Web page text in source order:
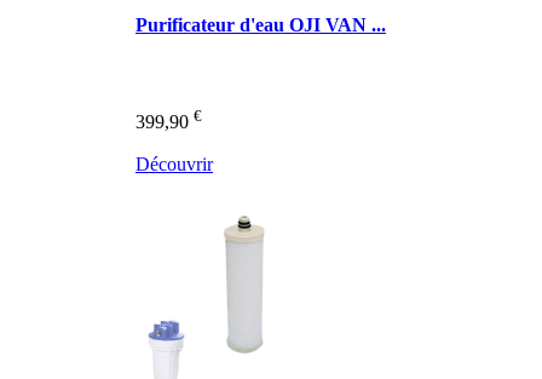
Purificateur d'eau OJI VAN ...
399,90 €
Découvrir